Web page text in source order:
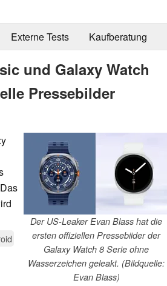
Externe Tests Kaufberatung
und Galaxy Watch
Pressebilder
Der US-Leaker Evan Blass hat die
ersten offiziellen Pressebiider der
Galaxy Watch 8 Serie ohne
Wasserzeichen geleakt. (Bildquelle:
Evan Blass)